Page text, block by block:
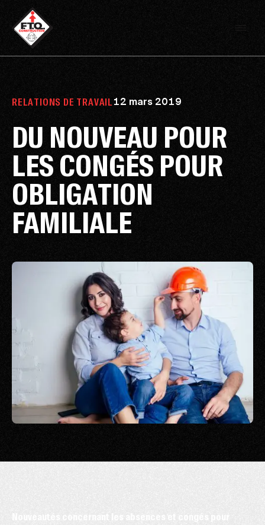
RELATIONS DE TRAVAIL 12 mars 2019
DU NOUVEAU POUR
LES CONGÉS POUR
OBLIGATION
FAMILIALE